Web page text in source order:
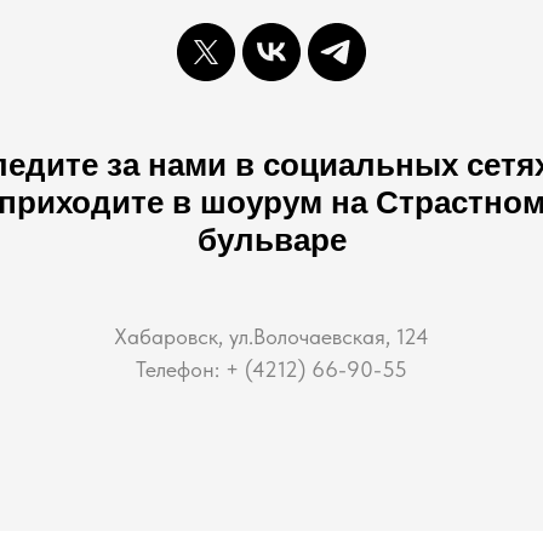
за нами в социальных
в шоурум на Страстном
бульваре
Хабаровск, ул.Волочаевская, 124
Телефон: + (4212) 66-90-55